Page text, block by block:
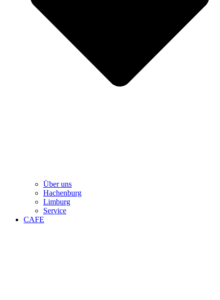
Über uns
Hachenburg
Limburg
Service
CAFE